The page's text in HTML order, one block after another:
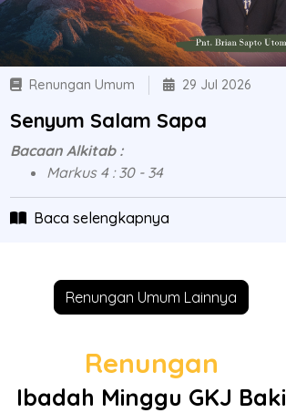
Renungan Umum 29 Jul 2026
Senyum Salam Sapa
Bacaan Alkitab :
Markus 4 : 30 - 34
Baca selengkapnya
Renungan Umum Lainnya
Renungan
Ibadah Minggu GKJ Baki